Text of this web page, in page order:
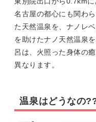
名古屋の都心にも関わ
た天然温泉を、ナノレ
を助けたナノ天然温泉
呂は、火照った身体の
異なります。
温泉はどうなの